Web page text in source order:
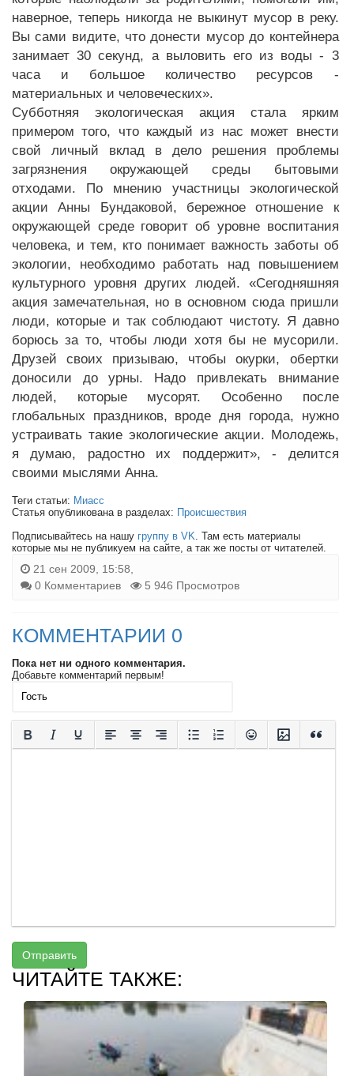
наверное, теперь никогда не выкинут мусор в реку.
Вы сами видите, что донести мусор до контейнера
занимает 30 секунд, а выловить его из воды - 3
часа и большое количество ресурсов -
материальных и человеческих».
Субботняя экологическая акция стала ярким
примером того, что каждый из нас может внести
свой личный вклад в дело решения проблемы
загрязнения окружающей среды бытовыми
отходами. По мнению участницы экологической
акции Анны Бундаковой, бережное отношение к
окружающей среде говорит об уровне воспитания
человека, и тем, кто понимает важность заботы об
экологии, необходимо работать над повышением
культурного уровня других людей. «Сегодняшняя
акция замечательная, но в основном сюда пришли
люди, которые и так соблюдают чистоту. Я давно
борюсь за то, чтобы люди хотя бы не мусорили.
Друзей своих призываю, чтобы окурки, обертки
доносили до урны. Надо привлекать внимание
людей, которые мусорят. Особенно после
глобальных праздников, вроде дня города, нужно
устраивать такие экологические акции. Молодежь,
я думаю, радостно их поддержит», - делится
своими мыслями Анна.
Теги статьи: Миасс
Статья опубликована в разделах: Происшествия
Подписывайтесь на нашу группу в VK . Там есть материалы
которые мы не публикуем на сайте, а так же посты от читателей.
21 сен 2009, 15:58,
0 Комментариев
5 946 Просмотров
КОММЕНТАРИИ 0
Пока нет ни одного комментария.
Добавьте комментарий первым!
Отправить
ЧИТАЙТЕ ТАКЖЕ: